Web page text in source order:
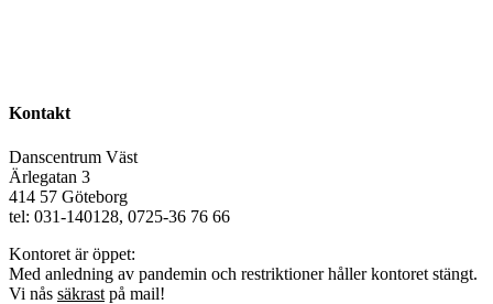
Kontakt
Danscentrum Väst
Ärlegatan 3
414 57 Göteborg
tel: 031-140128, 0725-36 76 66
Kontoret är öppet:
Med anledning av pandemin och restriktioner håller kontoret stängt.
Vi nås säkrast på mail!